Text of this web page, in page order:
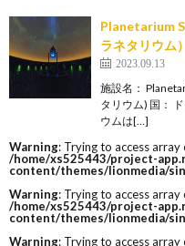
Planetarium
ラネタリウム）
2023.09.13
施設名：
タリウム) 国：
ウムは[…]
Warning: Trying to access
/home/xs525443/project-
content/themes/lionmedia/
Warning: Trying to access
/home/xs525443/project-
content/themes/lionmedia/
Warning: Trying to access